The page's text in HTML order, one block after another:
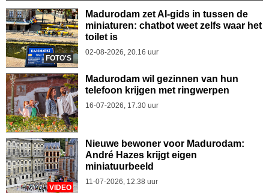
FOTO'S
Madurodam zet AI-gids in tussen de
miniaturen: chatbot weet zelfs waar het
toilet is
02-08-2026, 20.16 uur
Madurodam wil gezinnen van hun
telefoon krijgen met ringwerpen
16-07-2026, 17.30 uur
VIDEO
Nieuwe bewoner voor Madurodam:
André Hazes krijgt eigen
miniatuurbeeld
11-07-2026, 12.38 uur